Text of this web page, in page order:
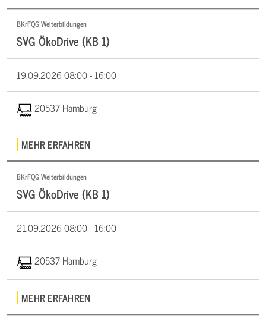
BKrFQG Weiterbildungen
SVG ÖkoDrive (KB 1)
19.09.202608:00 - 16:00
20537 Hamburg
MEHR ERFAHREN
BKrFQG Weiterbildungen
SVG ÖkoDrive (KB 1)
21.09.202608:00 - 16:00
20537 Hamburg
MEHR ERFAHREN